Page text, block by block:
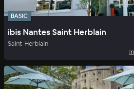
BASIC
ibis Nantes Saint Herblain
Saint-Herblain